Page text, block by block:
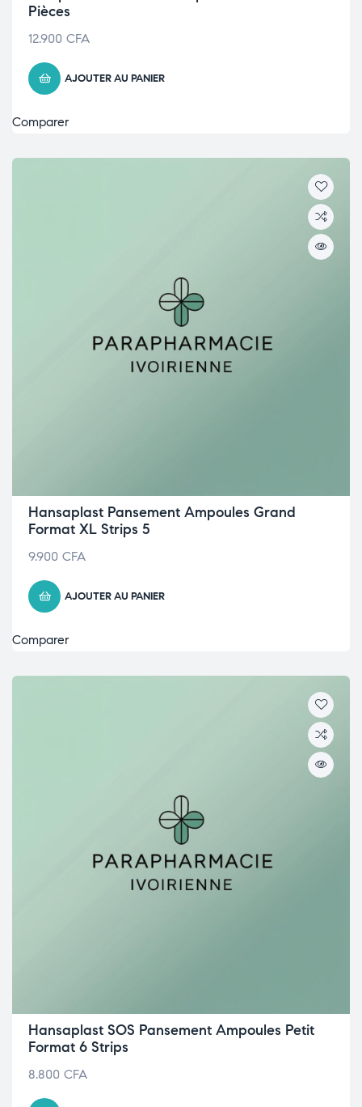
Pièces
12.900 CFA
AJOUTER AU PANIER
Comparer
Hansaplast Pansement Ampoules Grand
Format XL Strips 5
9.900 CFA
AJOUTER AU PANIER
Comparer
Hansaplast SOS Pansement Ampoules Petit
Format 6 Strips
8.800 CFA